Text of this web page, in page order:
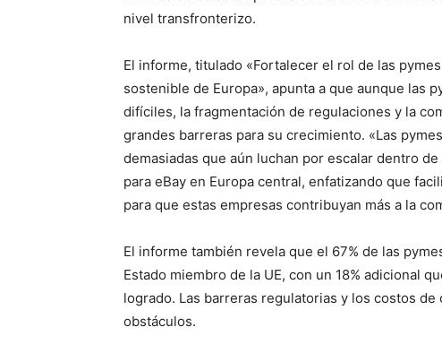
nivel transfronterizo.
El informe, titulado «Fortalecer el rol de las
sostenible de Europa», apunta a que aunque las
difíciles, la fragmentación de regulaciones y la
grandes barreras para su crecimiento. «Las
demasiadas que aún luchan por escalar dentro
para eBay en Europa central, enfatizando que
para que estas empresas contribuyan más a la
El informe también revela que el 67% de las
Estado miembro de la UE, con un 18% adicional
logrado. Las barreras regulatorias y los costos
obstáculos.